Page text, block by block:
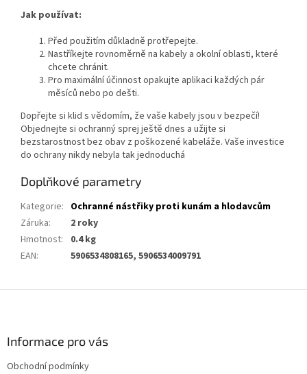
Jak používat:
Před použitím důkladně protřepejte.
Nastříkejte rovnoměrně na kabely a okolní oblasti, které
chcete chránit.
Pro maximální účinnost opakujte aplikaci každých pár
měsíců nebo po dešti.
Dopřejte si klid s vědomím, že vaše kabely jsou v bezpečí!
Objednejte si ochranný sprej ještě dnes a užijte si
bezstarostnost bez obav z poškozené kabeláže. Vaše investice
do ochrany nikdy nebyla tak jednoduchá
Doplňkové parametry
Kategorie: Ochranné nástřiky proti kunám a hlodavcům
Záruka:
2 roky
Hmotnost:
0.4 kg
EAN: 5906534808165, 5906534009791
Informace pro vás
Obchodní podmínky